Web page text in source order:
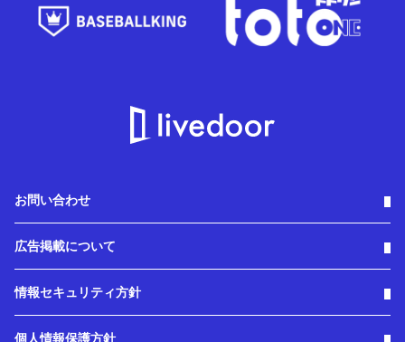
お問い合わせ
広告掲載について
情報セキュリティ方針
個人情報保護方針